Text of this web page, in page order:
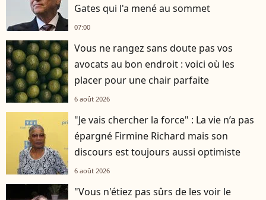
Gates qui l'a mené au sommet
07:00
Vous ne rangez sans doute pas vos
avocats au bon endroit : voici où les
placer pour une chair parfaite
6 août 2026
"Je vais chercher la force" : La vie n’a pas
épargné Firmine Richard mais son
discours est toujours aussi optimiste
6 août 2026
"Vous n'étiez pas sûrs de les voir le